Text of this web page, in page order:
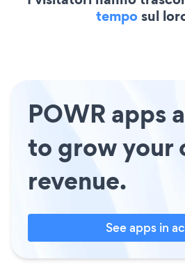
temposul
POWR apps
to grow your
revenue.
See apps in